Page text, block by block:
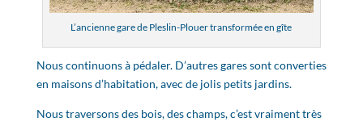
L’ancienne gare de Pleslin-Plouer transformée en gîte
Nous continuons à pédaler. D’autres gares sont converties
en maisons d’habitation, avec de jolis petits jardins.
Nous traversons des bois, des champs, c’est vraiment très